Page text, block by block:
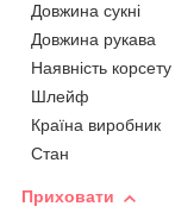
Довжина сукні
Довжина рукава
Наявність корсету
Шлейф
Країна виробник
Стан
Приховати